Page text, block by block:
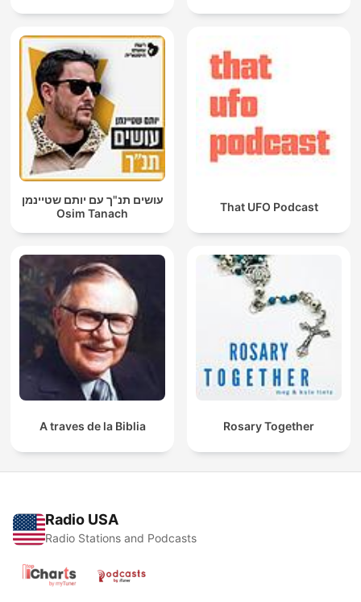
עושים תנ"ך עם יותם שטיינמן
Osim Tanach
That UFO Podcast
A traves de la Biblia Rosary Together
Radio USA
Radio Stations and Podcasts